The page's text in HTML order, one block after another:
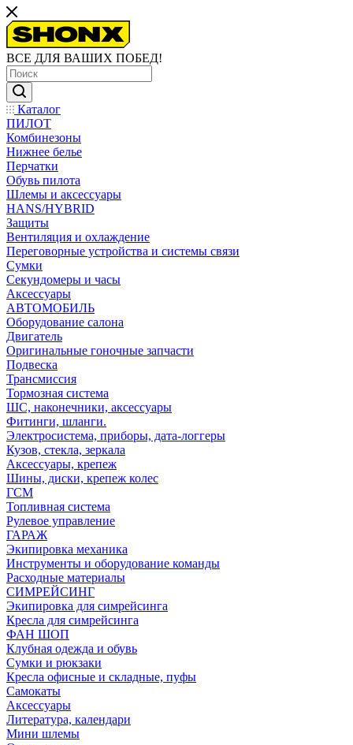
ВСЕ ДЛЯ ВАШИХ ПОБЕД!
Каталог
ПИЛОТ
Комбинезоны
Нижнее белье
Перчатки
Обувь пилота
Шлемы и аксессуары
HANS/HYBRID
Защиты
Вентиляция и охлаждение
Переговорные устройства и системы связи
Сумки
Секундомеры и часы
Аксессуары
АВТОМОБИЛЬ
Оборудование салона
Двигатель
Оригинальные гоночные запчасти
Подвеска
Трансмиссия
Тормозная система
ШС, наконечники, аксессуары
Фитинги, шланги.
Электросистема, приборы, дата-логгеры
Кузов, стекла, зеркала
Аксессуары, крепеж
Шины, диски, крепеж колес
ГСМ
Топливная система
Рулевое управление
ГАРАЖ
Экипировка механика
Инструменты и оборудование команды
Расходные материалы
СИМРЕЙСИНГ
Экипировка для симрейсинга
Кресла для симрейсинга
ФАН ШОП
Клубная одежда и обувь
Сумки и рюкзаки
Кресла офисные и складные, пуфы
Самокаты
Аксессуары
Литература, календари
Мини шлемы